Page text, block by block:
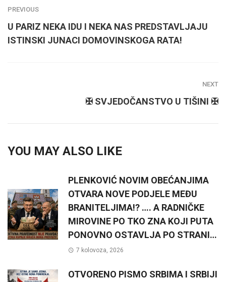
PREVIOUS
U PARIZ NEKA IDU I NEKA NAS PREDSTAVLJAJU
ISTINSKI JUNACI DOMOVINSKOGA RATA!
NEXT
✠ SVJEDOČANSTVO U TIŠINI ✠
YOU MAY ALSO LIKE
PLENKOVIĆ NOVIM OBEĆANJIMA
OTVARA NOVE PODJELE MEĐU
BRANITELJIMA!? …. A RADNIČKE
MIROVINE PO TKO ZNA KOJI PUTA
PONOVNO OSTAVLJA PO STRANI…
7 kolovoza, 2026
OTVORENO PISMO SRBIMA I SRBIJI